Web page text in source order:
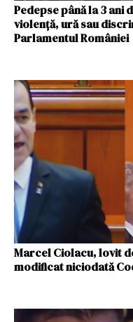
Pedepse până la 3
violenţă, ură sau
Parlamentul României
Marcel Ciolacu, lovit
modificat niciodată